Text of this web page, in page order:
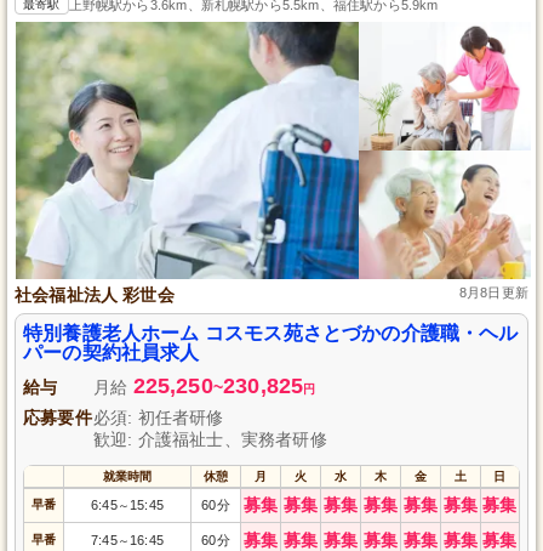
最寄駅 上野幌駅から3.6km、新札幌駅から5.5km、福住駅から5.9km
社会福祉法人 彩世会 8月8日更新
特別養護老人ホーム コスモス苑さとづかの介護職・ヘル
パーの契約社員求人
給与 月給 225,250~230,825円
応募要件必須: 初任者研修
歓迎: 介護福祉士、実務者研修
就業時間 休憩 月 火 水 木 金 土 日
早番 6:45～ 15:45 60分 募集 募集 募集 募集 募集 募集 募集
早番 7:45～ 16:45 60分 募集 募集 募集 募集 募集 募集 募集